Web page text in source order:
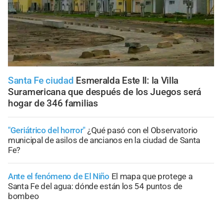
Santa Fe ciudad Esmeralda Este II: la Villa
Suramericana que después de los Juegos será
hogar de 346 familias
"Geriátrico del horror" ¿Qué pasó con el Observatorio
municipal de asilos de ancianos en la ciudad de Santa
Fe?
Ante el fenómeno de El Niño El mapa que protege a
Santa Fe del agua: dónde están los 54 puntos de
bombeo